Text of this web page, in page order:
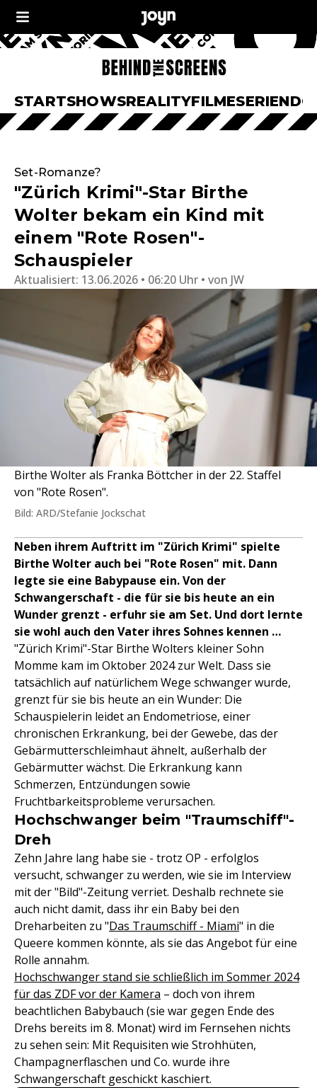
STARTSHOWSREALITYFILMESERIEN
Set-Romanze?
"Zürich Krimi"-Star Birthe
Wolter bekam ein Kind mit
einem "Rote Rosen"-
Schauspieler
Aktualisiert: 13.06.2026 • 06:20 Uhr von JW
Birthe Wolter als Franka Böttcher in der 22. Staffel
von "Rote Rosen".
Bild: ARD/Stefanie Jockschat
Neben ihrem Auftritt im "Zürich Krimi" spielte
Birthe Wolter auch bei "Rote Rosen" mit. Dann
legte sie eine Babypause ein. Von der
Schwangerschaft - die für sie bis heute an ein
Wunder grenzt - erfuhr sie am Set. Und dort lernte
sie wohl auch den Vater ihres Sohnes kennen …
"Zürich Krimi"-Star Birthe Wolters kleiner Sohn
Momme kam im Oktober 2024 zur Welt. Dass sie
tatsächlich auf natürlichem Wege schwanger wurde,
grenzt für sie bis heute an ein Wunder: Die
Schauspielerin leidet an Endometriose, einer
chronischen Erkrankung, bei der Gewebe, das der
Gebärmutterschleimhaut ähnelt, außerhalb der
Gebärmutter wächst. Die Erkrankung kann
Schmerzen, Entzündungen sowie
Fruchtbarkeitsprobleme verursachen.
Hochschwanger beim "Traumschiff"-
Dreh
Zehn Jahre lang habe sie - trotz OP - erfolglos
versucht, schwanger zu werden, wie sie im Interview
mit der "Bild"-Zeitung verriet. Deshalb rechnete sie
auch nicht damit, dass ihr ein Baby bei den
Dreharbeiten zu "Das Traumschiff - Miami" in die
Queere kommen könnte, als sie das Angebot für eine
Rolle annahm.
Hochschwanger stand sie schließlich im Sommer 2024
für das ZDF vor der Kamera – doch von ihrem
beachtlichen Babybauch (sie war gegen Ende des
Drehs bereits im 8. Monat) wird im Fernsehen nichts
zu sehen sein: Mit Requisiten wie Strohhüten,
Champagnerflaschen und Co. wurde ihre
Schwangerschaft geschickt kaschiert.